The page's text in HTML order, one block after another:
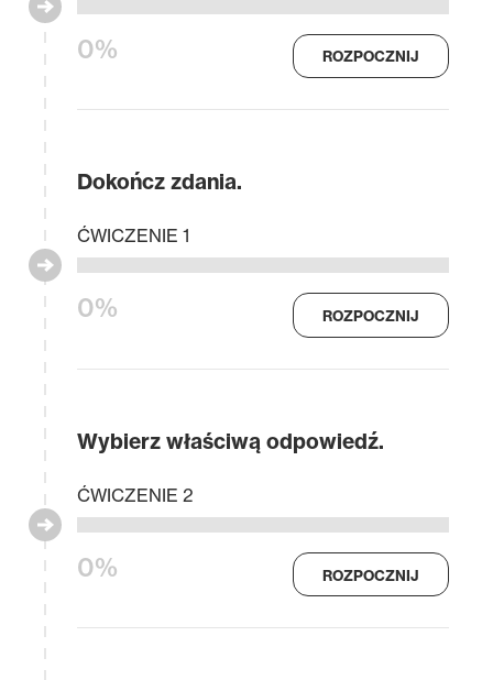
0% ROZPOCZNIJ
Dokończ zdania.
0%
ĆWICZENIE 1
ROZPOCZNIJ
Wybierz właściwą odpowiedź.
0%
ĆWICZENIE 2
ROZPOCZNIJ